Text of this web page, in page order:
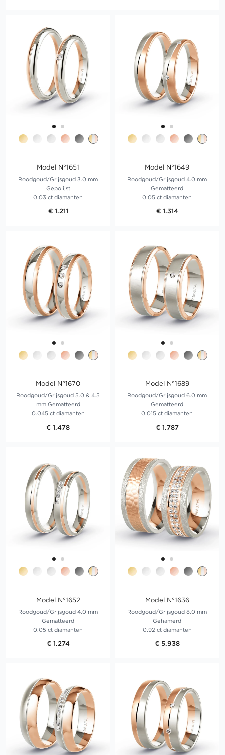
Model N°1651
Roodgoud/Grijsgoud 3.0 mm
Gepolijst
0.03 ct diamanten
€ 1.211
Model N°1649
Roodgoud/Grijsgoud 4.0 mm
Gematteerd
0.05 ct diamanten
€ 1.314
Model N°1670
Roodgoud/Grijsgoud 5.0 & 4.5
mm Gematteerd
0.045 ct diamanten
€ 1.478
Model N°1689
Roodgoud/Grijsgoud 6.0 mm
Gematteerd
0.015 ct diamanten
€ 1.787
Model N°1652
Roodgoud/Grijsgoud 4.0 mm
Gematteerd
0.05 ct diamanten
€ 1.274
Model N°1636
Roodgoud/Grijsgoud 8.0 mm
Gehamerd
0.92 ct diamanten
€ 5.938